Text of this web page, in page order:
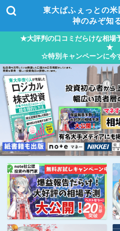
東大ぱふぇっとの
神のみぞ知
★大評判の口コミだらけな相場
★
☆特別キャンペーンに今